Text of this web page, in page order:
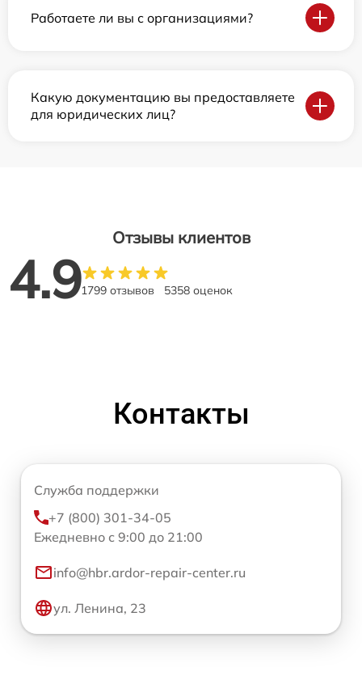
Работаете ли вы с организациями?
Какую документацию вы предоставляете
для юридических лиц?
Отзывы клиентов
4.91799 отзывов 5358 оценок
Контакты
Служба поддержки
+7 (800) 301-34-05
Ежедневно с 9:00 до 21:00
info@hbr.ardor-repair-center.ru
ул. Ленина, 23